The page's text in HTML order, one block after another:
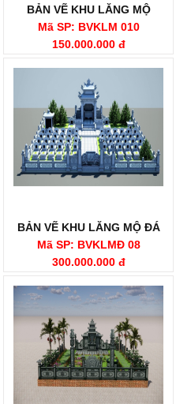
BẢN VẼ KHU LĂNG MỘ
Mã SP: BVKLM 010
150.000.000 đ
BẢN VẼ KHU LĂNG MỘ ĐÁ
Mã SP: BVKLMĐ 08
300.000.000 đ